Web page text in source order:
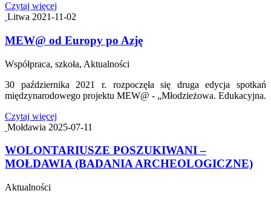
Czytaj więcej
Litwa 2021-11-02
MEW@ od Europy po Azję
Współpraca, szkoła, Aktualności
30 października 2021 r. rozpoczęła się druga edycja spotkań
międzynarodowego projektu MEW@ - „Młodzieżowa. Edukacyjna.
Czytaj więcej
Mołdawia 2025-07-11
WOLONTARIUSZE POSZUKIWANI –
MOŁDAWIA (BADANIA ARCHEOLOGICZNE)
Aktualności